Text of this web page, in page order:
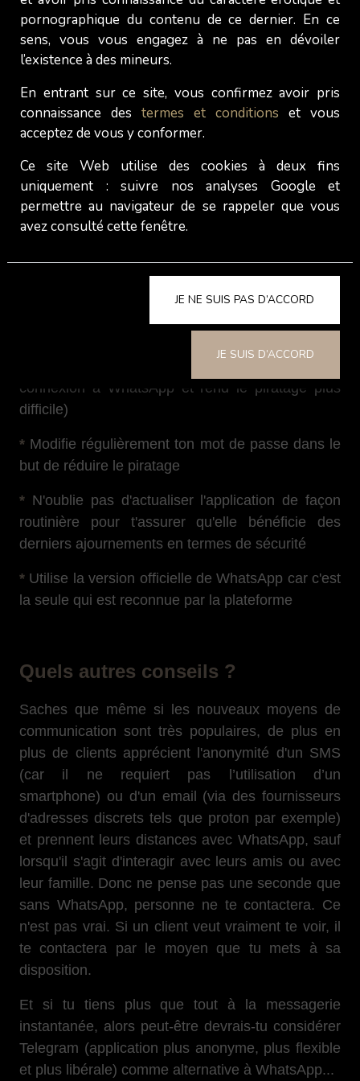
cela t'arrive ?
Un compte WhatsApp peut être suspendu de
permanente (suspendu définitivement). Les cas
de comptes bloqués d'Escortes que nous avons
relevé en Suisse ces dernières semaines étaient
tous des cas des suspensions permanentes et
sans préavis.
Avant que ton compte d’Escorte ne soit bloqué
peux prendre (la liste n’est pas exhaustive, bien
Renforce la sécurité de ton compte WhatsApp
connexion à WhatsApp et rend le piratage plus
difficile)
* Modifie régulièrement ton mot de passe dans le
but de réduire le piratage
* N'oublie pas d'actualiser l'application de façon
routinière pour t'assurer qu'elle bénéficie des
derniers ajournements en termes de sécurité
* Utilise la version officielle de WhatsApp car c'est
la seule qui est reconnue par la plateforme
Quels autres conseils ?
Saches que même si les nouveaux moyens de
communication sont très populaires, de plus en
plus de clients apprécient l'anonymité d'un SMS
(car il ne requiert pas l’utilisation d’un
smartphone) ou d'un email (via des fournisseurs
d'adresses discrets tels que proton par exemple)
et prennent leurs distances avec WhatsApp, sauf
lorsqu'il s'agit d'interagir avec leurs amis ou avec
leur famille. Donc ne pense pas une seconde que
sans WhatsApp, personne ne te contactera. Ce
n'est pas vrai. Si un client veut vraiment te voir, il
te contactera par le moyen que tu mets à sa
disposition.
Et si tu tiens plus que tout à la messagerie
instantanée, alors peut-être devrais-tu considérer
Telegram (application plus anonyme, plus flexible
et plus libérale) comme alternative à WhatsApp...
pornographique du contenu de ce dernier. En ce
sens, vous vous engagez à ne pas en dévoiler
l’existence à des mineurs.
En entrant sur ce site, vous confirmez avoir pris
connaissance des termes et conditions et vous
acceptez de vous y conformer.
Ce site Web utilise des cookies à deux fins
uniquement : suivre nos analyses Google et
permettre au navigateur de se rappeler que vous
avez consulté cette fenêtre.
JE NE SUIS PAS D’ACCORD
JE SUIS D’ACCORD